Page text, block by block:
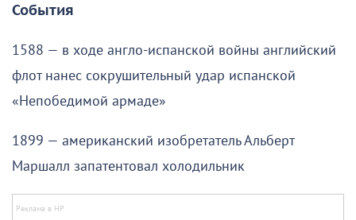
События
1588 — в ходе англо-испанской войны английский
флот нанес сокрушительный удар испанской
«Непобедимой армаде»
1899 — американский изобретатель Альберт
Маршалл запатентовал холодильник